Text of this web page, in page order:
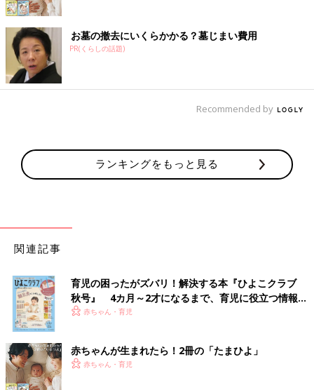
出典：Instagramアカウント「hk__908」
SAYAさんは息子さんと親子コーデを。トップスはユニクロ
ンツは古着屋、靴はVANSだそう。全身ホワイトで合わせたワン
トーンコーデに！春らしく爽やかな雰囲気ですね。上品なカジュ
アルコーデ、カッコいいです！
マウンテンパーカーでモノトーンコーデ
お墓の撤去にいくらかかる？墓じまい費用
PR(くらしの話題)
Recommended by
ランキングをもっと見る
関連記事
育児の困ったがズバリ！解決する本『ひよこクラブ
秋号』 4カ月～2才になるまで、育児に役立つ情報が
いっぱい！
赤ちゃん・育児
赤ちゃんが生まれたら！2冊の「たまひよ」
赤ちゃん・育児